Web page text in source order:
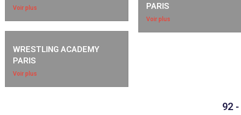
Voir plus
PARIS
Voir plus
WRESTLING ACADEMY
PARIS
Voir plus
92